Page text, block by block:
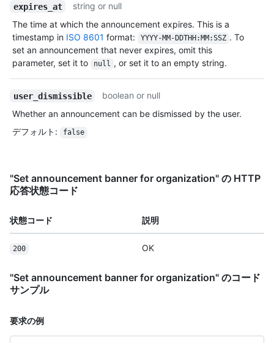
expires_at
string or null
The time at which the announcement expires. This is a
timestamp in ISO 8601 format: YYYY-MM-DDTHH:MM:SSZ . To
set an announcement that never expires, omit this
parameter, set it to
null , or set it to an empty string.
user_dismissible
boolean or null
Whether an announcement can be dismissed by the user.
デフォルト : false
"Set announcement banner for organization" の HTTP
応答状態コード
状態コード 説明
200 OK
"Set announcement banner for organization" のコード
サンプル
要求の例